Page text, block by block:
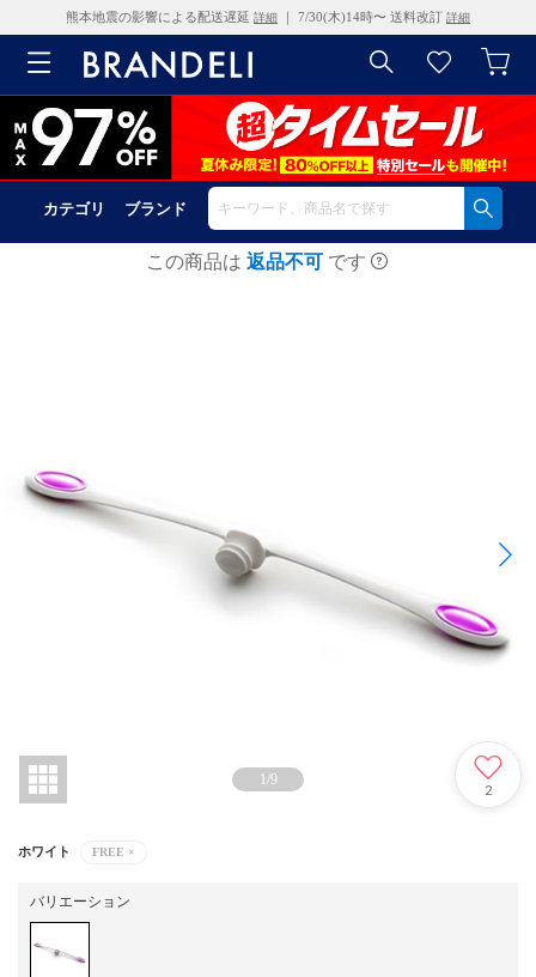
熊本地震の影響による配送遅延 詳細 ｜ 7/30(木)14時〜 送料改訂 詳細
カテゴリ ブランド
この商品は 返品不可 です
1/9
2
ホワイト FREE ×
バリエーション